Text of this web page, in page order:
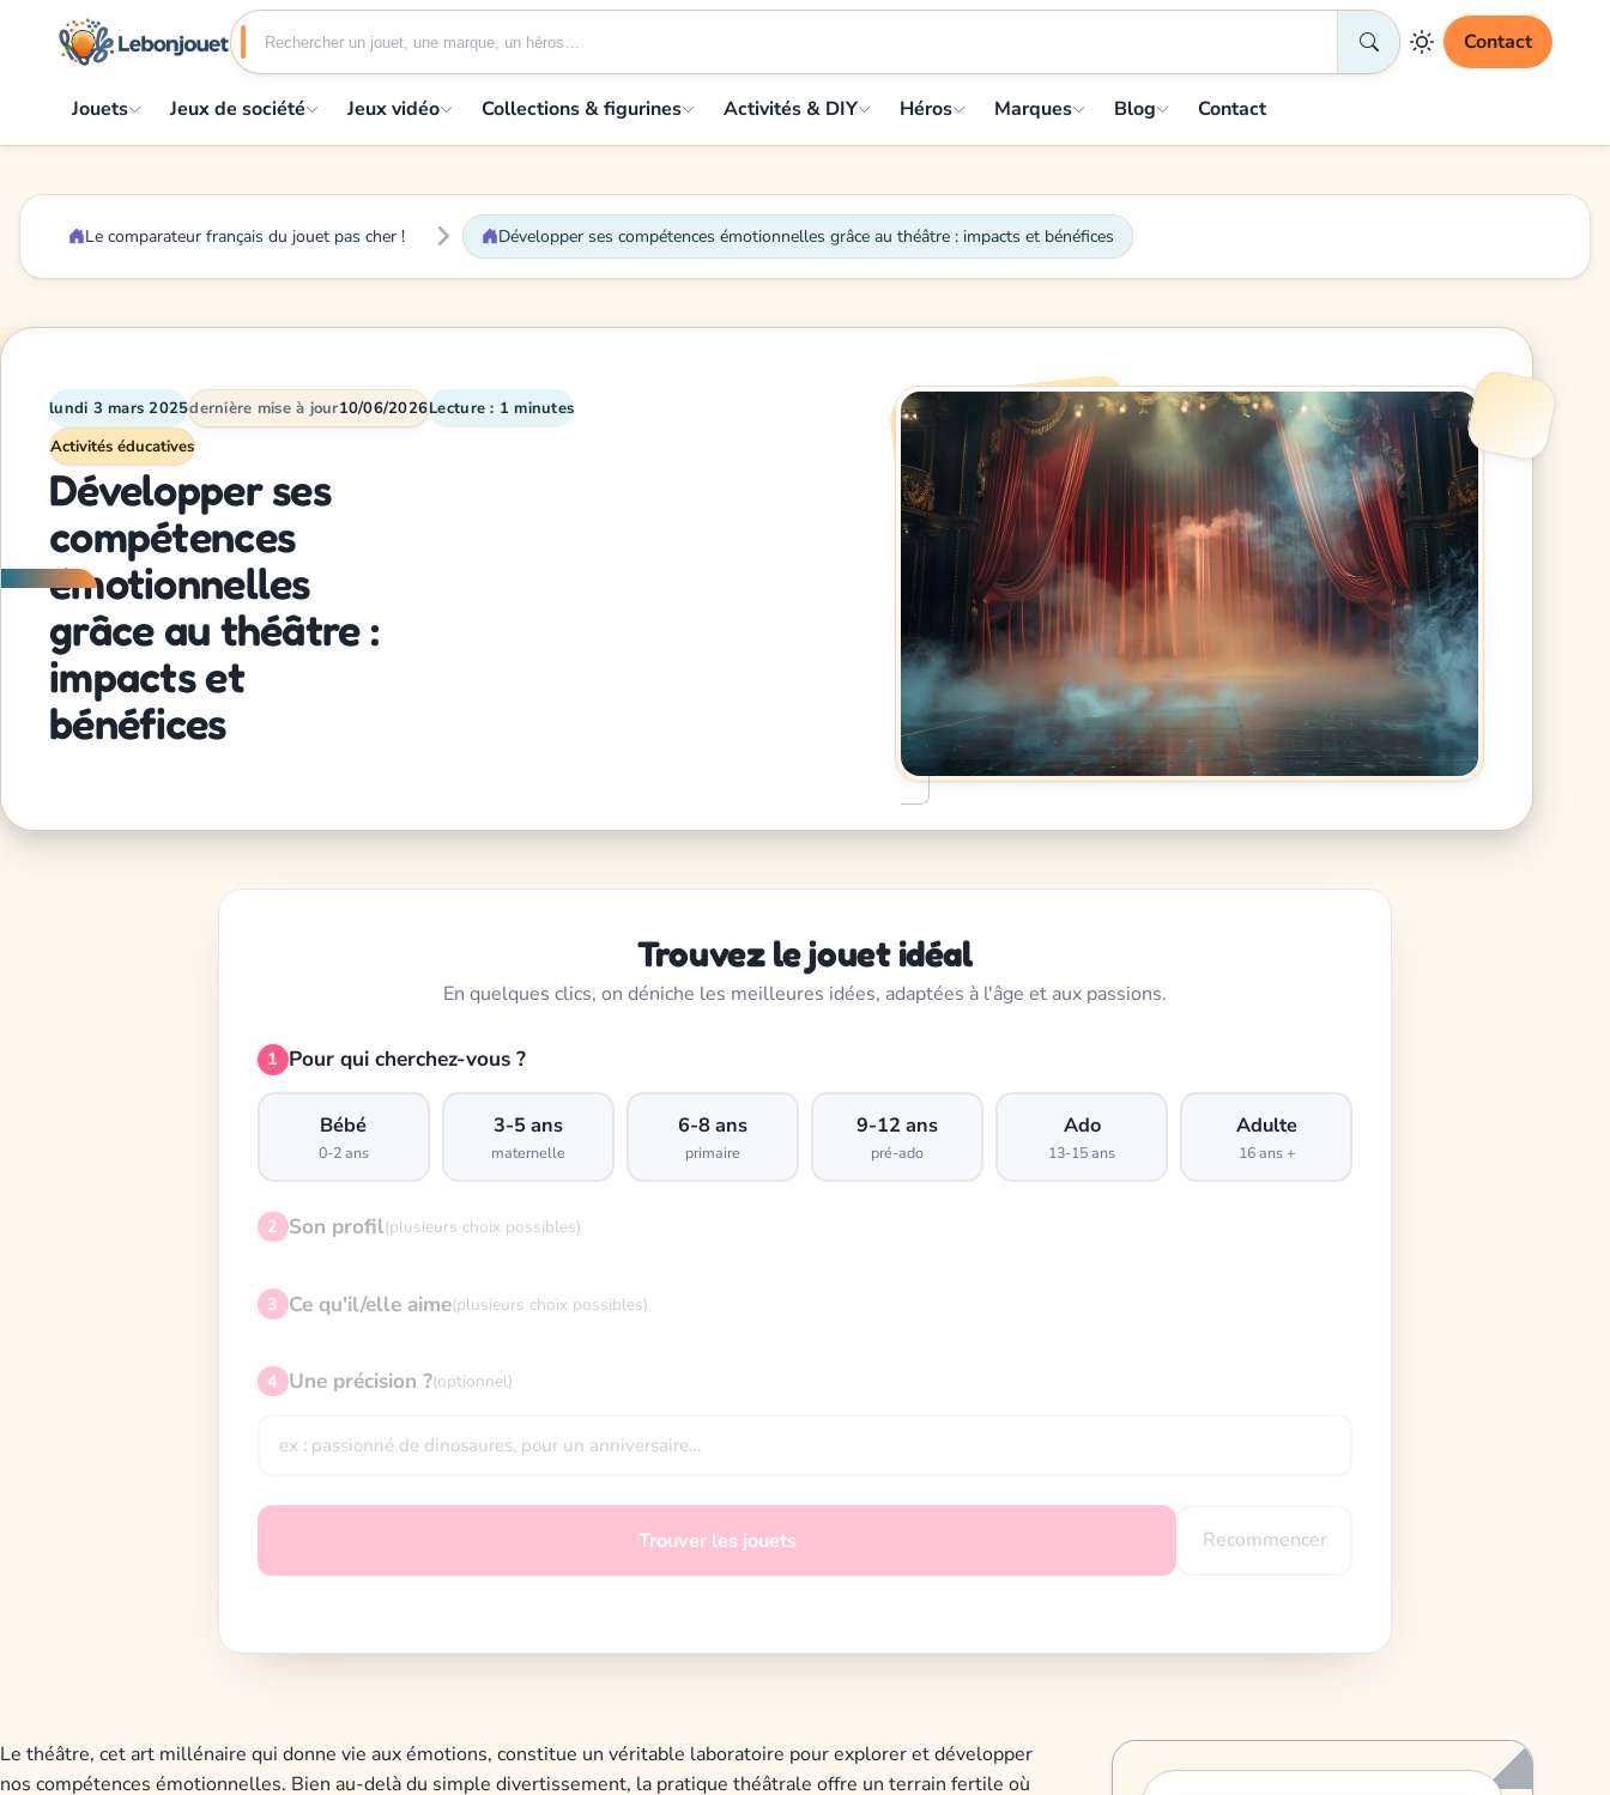
Contact
Jouets Jeux de société Jeux vidéo Collections & figurines Activités & DIY Héros Marques Blog Contact
Le comparateur français du jouet pas cher ! Développer ses compétences émotionnelles grâce au théâtre : impacts et bénéfices
lundi 3 mars 2025dernière mise à jour10/06/2026Lecture : 1 minutes
Activités éducatives
Développer ses
compétences
émotionnelles
grâce au théâtre :
impacts et
bénéfices
Trouvez le jouet idéal
En quelques clics, on déniche les meilleures idées, adaptées à l'âge et aux passions.
1 Pour qui cherchez-vous ?
Bébé
0-2 ans
3-5 ans
maternelle
6-8 ans
primaire
9-12 ans
pré-ado
Ado
13-15 ans
Adulte
16 ans +
2 Son profil(plusieurs choix possibles)
3 Ce qu'il/elle aime(plusieurs choix possibles)
4 Une précision ?(optionnel)
Trouver les jouets Recommencer
Le théâtre, cet art millénaire qui donne vie aux émotions, constitue un véritable laboratoire pour explorer et développer
nos compétences émotionnelles. Bien au-delà du simple divertissement, la pratique théâtrale offre un terrain fertile où
Progression de lecture